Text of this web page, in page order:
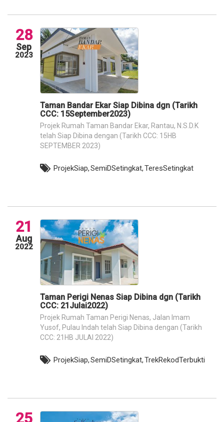
28
Sep
2023
Taman Bandar Ekar Siap Dibina dgn (Tarikh
CCC: 15September2023)
Projek Rumah Taman Bandar Ekar, Rantau, N.S.D.K
telah Siap Dibina dengan (Tarikh CCC: 15HB
SEPTEMBER 2023)
ProjekSiap,SemiDSetingkat,TeresSetingkat
21
Aug
2022
Taman Perigi Nenas Siap Dibina dgn (Tarikh
CCC: 21Julai2022)
Projek Rumah Taman Perigi Nenas, Jalan Imam
Yusof, Pulau Indah telah Siap Dibina dengan (Tarikh
CCC: 21HB JULAI 2022)
ProjekSiap,SemiDSetingkat,TrekRekodTerbukti
25